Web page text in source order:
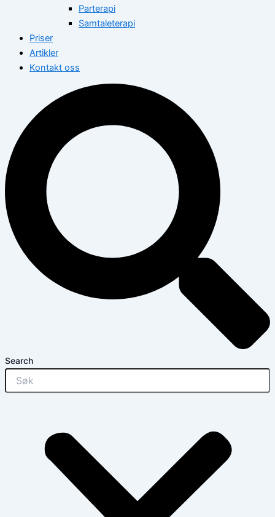
Parterapi
Samtaleterapi
Priser
Artikler
Kontakt oss
Search